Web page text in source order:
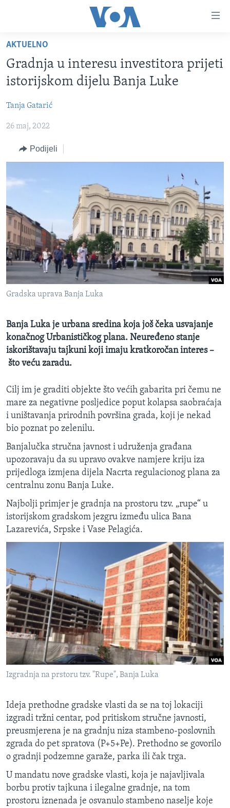
glavni
sadržaj
Pređi
na
glavnu
navigaciju
Idi
pretragu
TV PROGRAM
FOTOGRAFIJE DANA
VIJESTI
SJEDINJENE AMERIČKE DRŽAVE
BOSNA I HERCEGOVINA
NAUKA I TEHNOLOGIJA
SPECIJALNI PROJEKTI
SLOBODA MEDIJA
IZBJEGLIČKA STRANA
MAGAZIN
O GLASU AMERIKE
Learning English
Jezici
AKTUELNO
Gradnja u interesu investitora prijeti
istorijskom dijelu Banja Luke
Tanja Gatarić
26 maj, 2022
Podijeli
Gradska uprava Banja Luka
Banja Luka je urbana sredina koja još čeka usvajanje
konačnog Urbanističkog plana. Neuređeno stanje
iskorištavaju tajkuni koji imaju kratkoročan interes –
što veću zaradu.
Cilj im je graditi objekte što većih gabarita pri čemu ne
mare za negativne posljedice poput kolapsa saobraćaja
i uništavanja prirodnih površina grada, koji je nekad
bio poznat po zelenilu.
Banjalučka stručna javnost i udruženja građana
upozoravaju da su upravo ovakve namjere kriju iza
prijedloga izmjena dijela Nacrta regulacionog plana za
centralnu zonu Banja Luke.
Najbolji primjer je gradnja na prostoru tzv. „rupe“ u
istorijskom gradskom jezgru između ulica Bana
Lazarevića, Srpske i Vase Pelagića.
Izgradnja na prstoru tzv. "Rupe", Banja Luka
Ideja prethodne gradske vlasti da se na toj lokaciji
izgradi tržni centar, pod pritiskom stručne javnosti,
preusmjerena je na gradnju niza stambeno-poslovnih
zgrada do pet spratova (P+5+Pe). Prethodno se govorilo
o gradnji podzemne garaže, parka ili čak trga.
U mandatu nove gradske vlasti, koja je najavljivala
borbu protiv tajkuna i ilegalne gradnje, na tom
prostoru iznenada je osvanulo stambeno naselje koje